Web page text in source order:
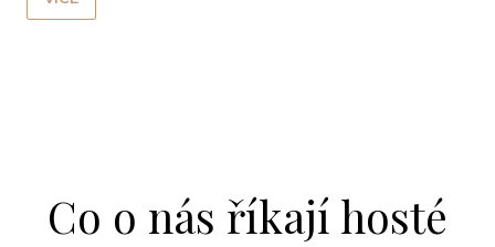
Co o nás říkají hosté